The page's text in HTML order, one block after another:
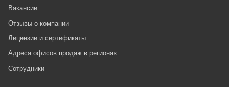
Вакансии
Отзывы о компании
Лицензии и сертификаты
Адреса офисов продаж в регионах
Сотрудники